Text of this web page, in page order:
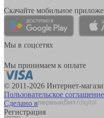
Скачайте мобильное
Мы в соцсетях
Мы принимаем к оплате
© 2011-2026 Интернет-
Пользовательское соглашение
Сделано в
Регистрация